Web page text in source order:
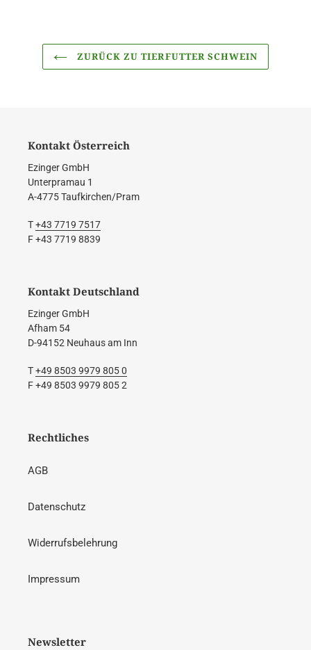
ZURÜCK ZU TIERFUTTER SCHWEIN
Kontakt Österreich
Ezinger GmbH
Unterpramau 1
A-4775 Taufkirchen/Pram
T+43 7719 7517
F +43 7719 8839
Kontakt Deutschland
Ezinger GmbH
Afham 54
D-94152 Neuhaus am Inn
T+49 8503 9979 805 0
F +49 8503 9979 805 2
Rechtliches
AGB
Datenschutz
Widerrufsbelehrung
Impressum
Newsletter